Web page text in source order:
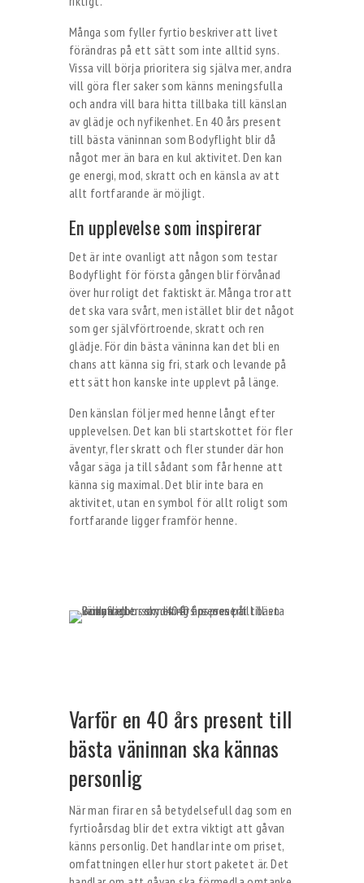
Många som fyller fyrtio beskriver att livet
förändras på ett sätt som inte alltid syns.
Vissa vill börja prioritera sig själva mer, andra
vill göra fler saker som känns meningsfulla
och andra vill bara hitta tillbaka till känslan
av glädje och nyfikenhet. En 40 års present
till bästa väninnan som Bodyflight blir då
något mer än bara en kul aktivitet. Den kan
ge energi, mod, skratt och en känsla av att
allt fortfarande är möjligt.
En upplevelse som inspirerar
Det är inte ovanligt att någon som testar
Bodyflight för första gången blir förvånad
över hur roligt det faktiskt är. Många tror att
det ska vara svårt, men istället blir det något
som ger självförtroende, skratt och ren
glädje. För din bästa väninna kan det bli en
chans att känna sig fri, stark och levande på
ett sätt hon kanske inte upplevt på länge.
Den känslan följer med henne långt efter
upplevelsen. Det kan bli startskottet för fler
äventyr, fler skratt och fler stunder där hon
vågar säga ja till sådant som får henne att
känna sig maximal. Det blir inte bara en
aktivitet, utan en symbol för allt roligt som
fortfarande ligger framför henne.
Varför en 40 års present till
bästa väninnan ska kännas
personlig
När man firar en så betydelsefull dag som en
fyrtioårsdag blir det extra viktigt att gåvan
känns personlig. Det handlar inte om priset,
omfattningen eller hur stort paketet är. Det